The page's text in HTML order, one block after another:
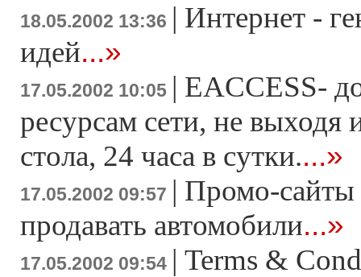
18.05.2002 13:36 | Интернет -
идей...»
17.05.2002 10:05 | EACCESS-
ресурсам сети, не выходя
стола, 24 часа в сутки....»
17.05.2002 09:57 | Промо-
продавать автомобили...»
17.05.2002 09:54 | Terms &